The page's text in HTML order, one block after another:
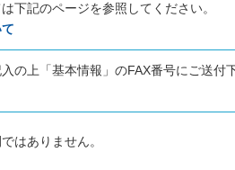
下記のページを参照してください。
の上「基本情報」のFAX番号にご送付
はありません。